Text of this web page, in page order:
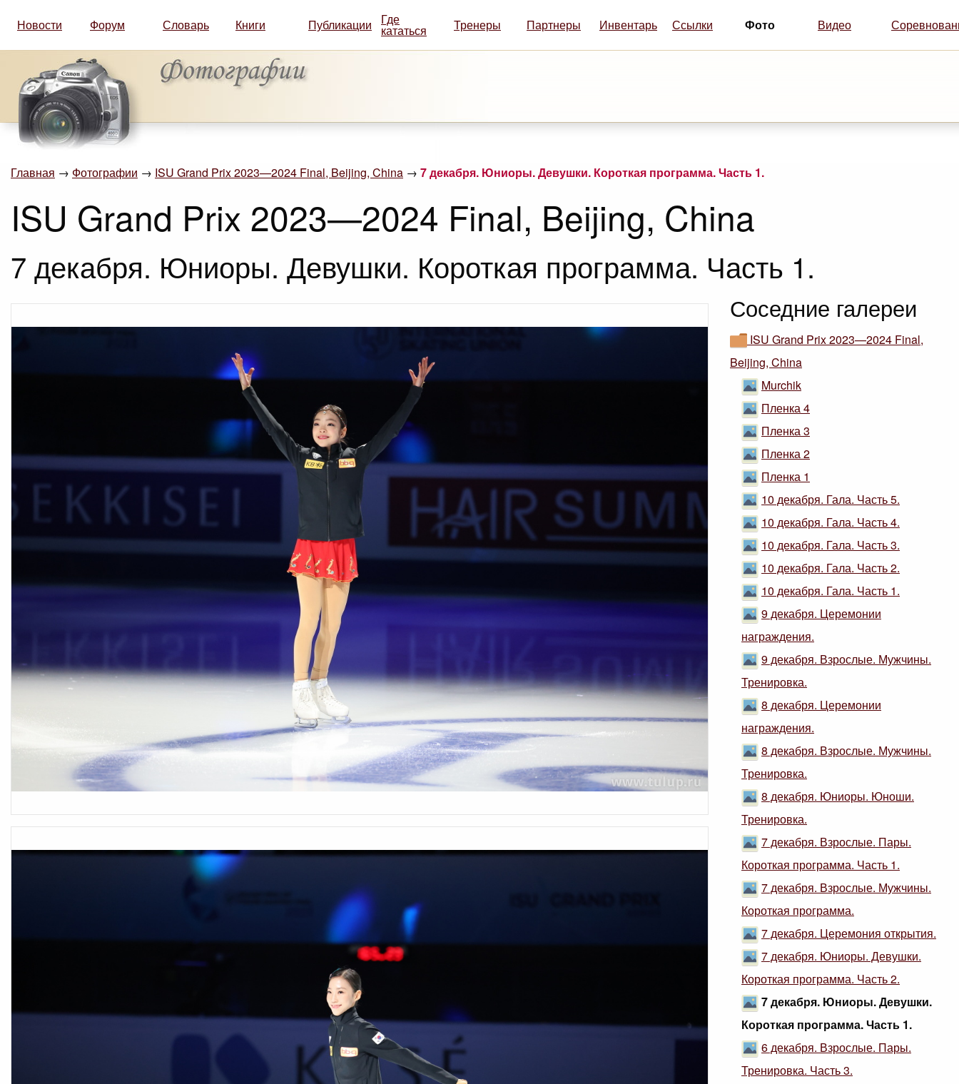
Новости Форум Словарь Книги Публикации Где
кататься Тренеры Партнеры Инвентарь Ссылки Фото Видео
Главная → Фотографии → ISU Grand Prix 2023—2024 Final, Beijing, China → 7 декабря. Юниоры. Девушки. Короткая программа. Часть 1.
ISU Grand Prix 2023—2024 Final, Beijing, China
7 декабря. Юниоры. Девушки. Короткая программа. Часть 1.
Соседние галереи
ISU Grand Prix 2023—2024 Final,
Beijing, China
Murchik
Пленка 4
Пленка 3
Пленка 2
Пленка 1
10 декабря. Гала. Часть 5.
10 декабря. Гала. Часть 4.
10 декабря. Гала. Часть 3.
10 декабря. Гала. Часть 2.
10 декабря. Гала. Часть 1.
9 декабря. Церемонии
награждения.
9 декабря. Взрослые. Мужчины.
Тренировка.
8 декабря. Церемонии
награждения.
8 декабря. Взрослые. Мужчины.
Тренировка.
8 декабря. Юниоры. Юноши.
Тренировка.
7 декабря. Взрослые. Пары.
Короткая программа. Часть 1.
7 декабря. Взрослые. Мужчины.
Короткая программа.
7 декабря. Церемония открытия.
7 декабря. Юниоры. Девушки.
Короткая программа. Часть 2.
7 декабря. Юниоры. Девушки.
Короткая программа. Часть 1.
6 декабря. Взрослые. Пары.
Тренировка. Часть 3.